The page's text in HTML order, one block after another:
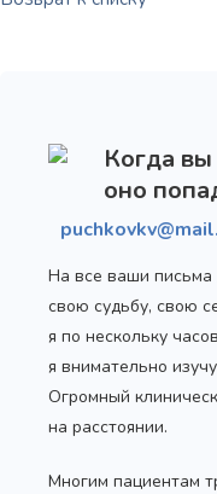
Когда
оно
На все ваши письма
свою судьбу, свою
я по нескольку
я внимательно
Огромный
на расстоянии.
Многим пациентам